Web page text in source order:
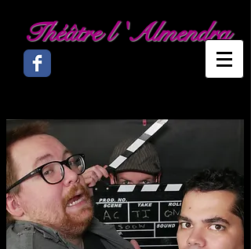
Théâtre l 'Almendra